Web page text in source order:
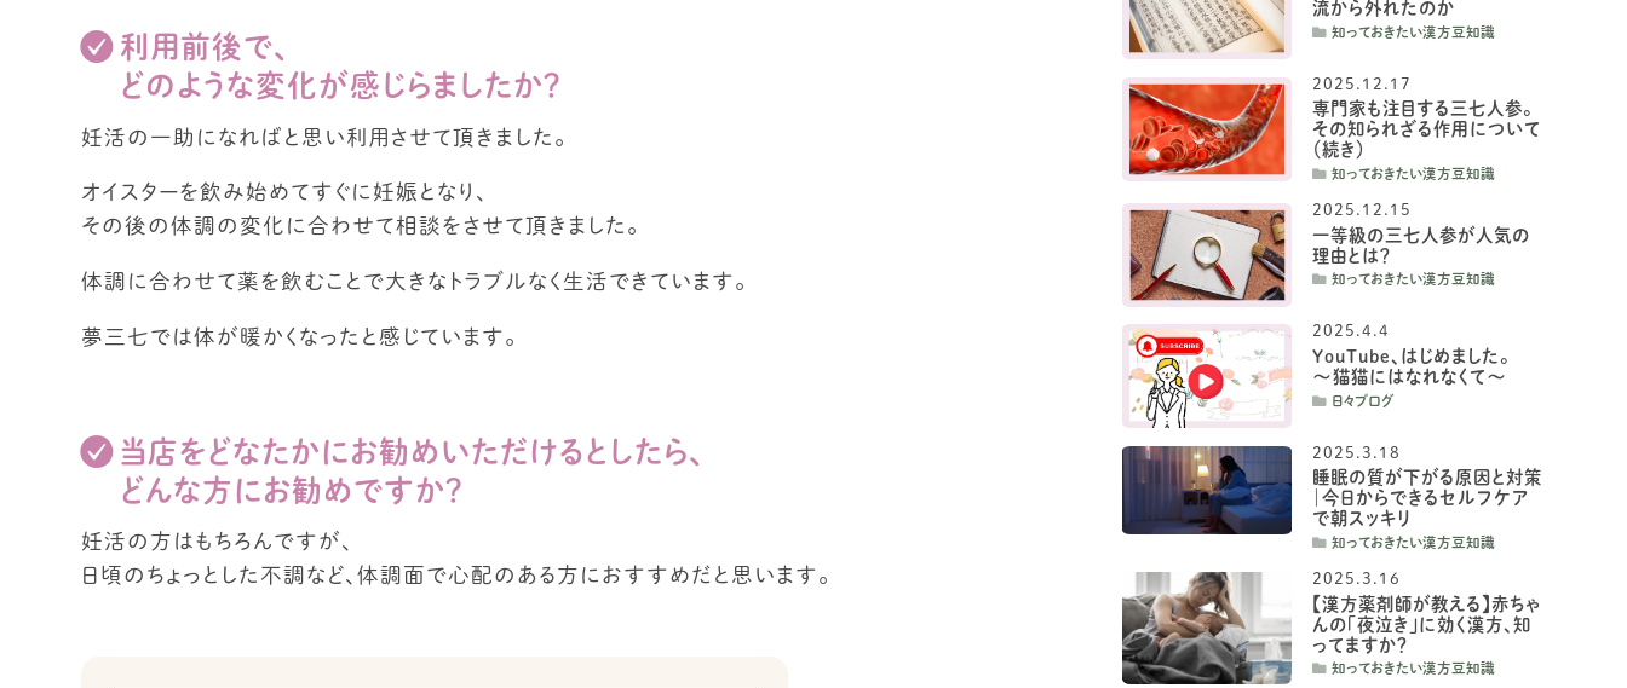
利用前後で、
どのような変化が感じらましたか？
妊活の一助になればと思い利用させて頂きました。
オイスターを飲み始めてすぐに妊娠となり、
その後の体調の変化に合わせて相談をさせて頂きました。
体調に合わせて薬を飲むことで大きなトラブルなく生活できています。
夢三七では体が暖かくなったと感じています。
当店をどなたかにお勧めいただけるとしたら、
どんな方にお勧めですか？
妊活の方はもちろんですが、
日頃のちょっとした不調など、体調面で心配のある方におすすめだと思います。
流から外れたのか
知っておきたい漢方豆知識
2025.12.17
専門家も注目する三七人参。
その知られざる作用について
（続き）
知っておきたい漢方豆知識
2025.12.15
一等級の三七人参が人気の
理由とは？
知っておきたい漢方豆知識
2025.4.4
YouTube、はじめました。
〜猫猫にはなれなくて〜
日々ブログ
2025.3.18
睡眠の質が下がる原因と対策
｜今日からできるセルフケア
で朝スッキリ
知っておきたい漢方豆知識
2025.3.16
【漢方薬剤師が教える】赤ちゃ
んの「夜泣き」に効く漢方、知
ってますか？
知っておきたい漢方豆知識